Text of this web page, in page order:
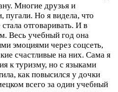
Многие друзья и
пугали. Но я видела, что
отговаривать. И в
Весь учебный год она
эмоциями через соцсеть,
счастливые на них. Сама я
к туризму, но с языками
как повысился у дочки
всего за один учебный